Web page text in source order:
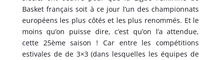
Basket français soit à ce jour l’un des championnats
européens les plus côtés et les plus renommés. Et le
moins qu’on puisse dire, c’est qu’on l’a attendue,
cette 25ème saison ! Car entre les compétitions
estivales de de 3×3 (dans lesquelles les équipes de